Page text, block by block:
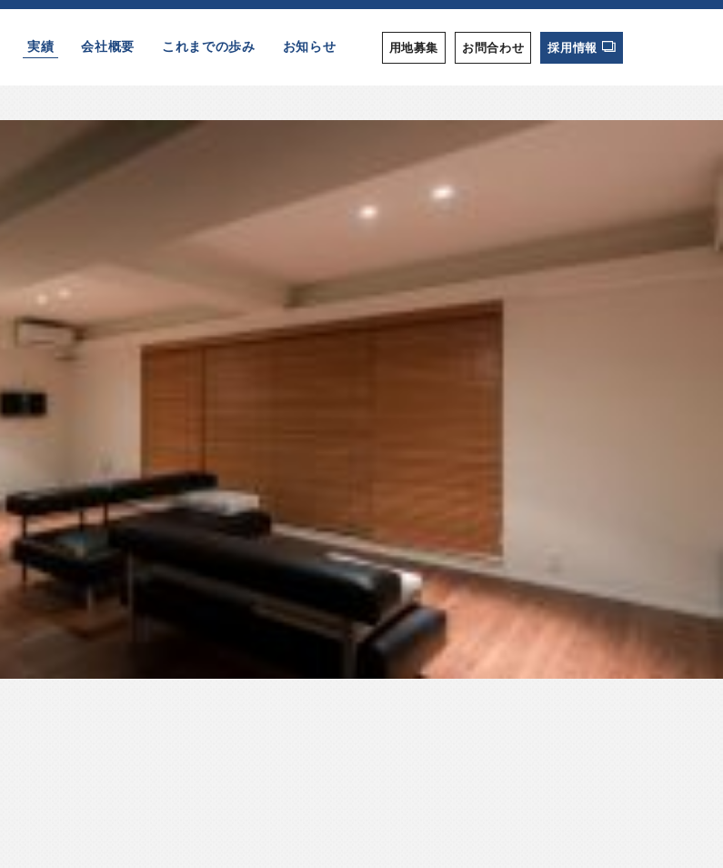
実績 会社概要 これまでの歩み お知らせ 用地募集 お問合わせ 採用情報